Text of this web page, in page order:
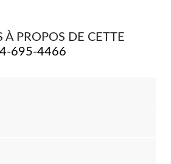
À PROPOS DE CETTE
695-4466